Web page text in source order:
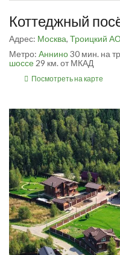
Коттеджный
Адрес: Москва, Троицкий
Метро: Аннино30 мин. на
шоссе 29 км. от МКАД
Посмотреть на карте